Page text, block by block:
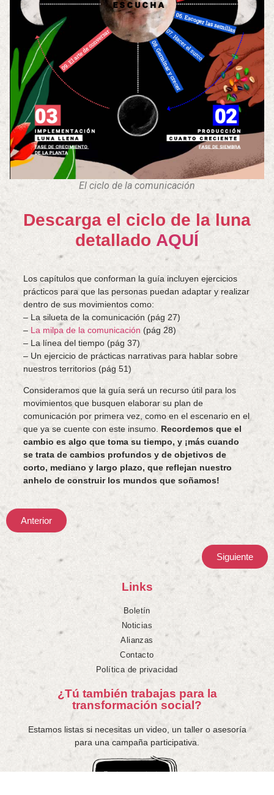
El ciclo de la comunicación
Descarga el ciclo de la luna
detallado AQUÍ
Los capítulos que conforman la guía incluyen ejercicios
prácticos para que las personas puedan adaptar y realizar
dentro de sus movimientos como:
– La silueta de la comunicación (pág 27)
– La milpa de la comunicación (pág 28)
– La línea del tiempo (pág 37)
– Un ejercicio de prácticas narrativas para hablar sobre
nuestros territorios (pág 51)
Consideramos que la guía será un recurso útil para los
movimientos que busquen elaborar su plan de
comunicación por primera vez, como en el escenario en el
que ya se cuente con este insumo. Recordemos que el
cambio es algo que toma su tiempo, y ¡más cuando
se trata de cambios profundos y de objetivos de
corto, mediano y largo plazo, que reflejan nuestro
anhelo de construir los mundos que soñamos!
Anterior
Siguiente
Links
Boletín
Noticias
Alianzas
Contacto
Política de privacidad
¿Tú también trabajas para la
transformación social?
Estamos listas si necesitas un video, un taller o asesoría
para una campaña participativa.